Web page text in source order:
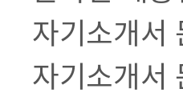
자기소개서
자기소개서